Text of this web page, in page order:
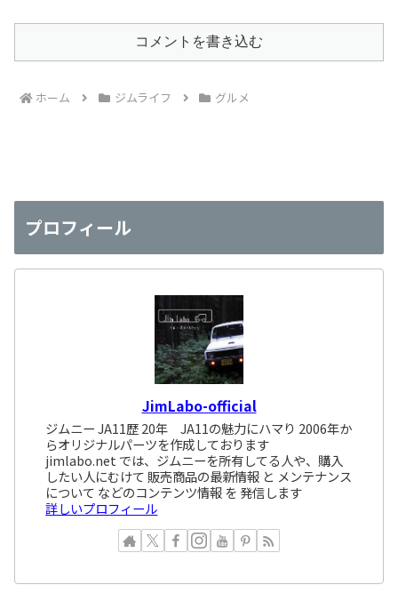
コメントを書き込む
ホーム ジムライフ グルメ
プロフィール
JimLabo-official
ジムニー JA11歴 20年 JA11の魅力にハマり 2006年か
らオリジナルパーツを作成しております
jimlabo.net では、ジムニーを所有してる人や、購入
したい人にむけて 販売商品の最新情報 と メンテナンス
について などのコンテンツ情報 を 発信します
詳しいプロフィール